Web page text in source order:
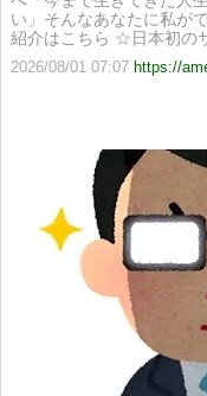
い」そんなあなたに私が
紹介はこちら ☆日本初の
2026/08/01 07:07 https://